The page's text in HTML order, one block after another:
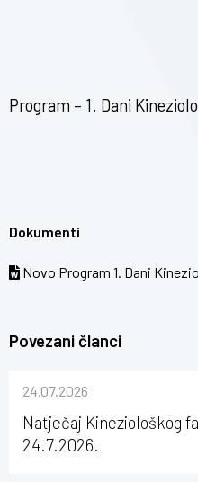
Program – 1. Dani
Dokumenti
Novo Program 1. Dani
Povezani članci
24.07.2026
Natječaj Kineziološkog
24.7.2026.